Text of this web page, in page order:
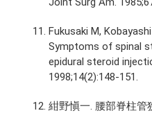
Fukusaki M,
Symptoms of spinal
epidural steroid
1998;14(2):148-151.
紺野愼一. 腰部脊柱管